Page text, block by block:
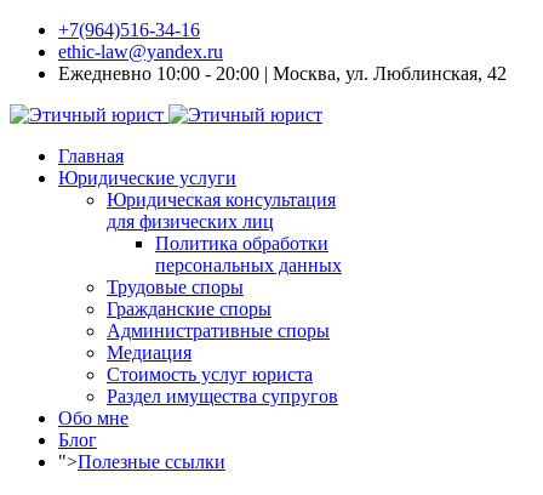
+7(964)516-34-16
ethic-law@yandex.ru
Ежедневно 10:00 - 20:00 | Москва, ул. Люблинская, 42
Главная
Юридические услуги
Юридическая консультация
для физических лиц
Политика обработки
персональных данных
Трудовые споры
Гражданские споры
Административные споры
Медиация
Стоимость услуг юриста
Раздел имущества супругов
Обо мне
Блог
">Полезные ссылки